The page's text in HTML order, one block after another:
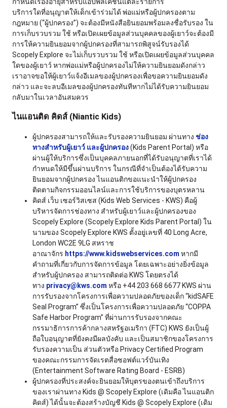
บริการใดที่อนุญาตให้เด็กเข้าร่วมได้ พ่อแม่หรือผู้ปกครองตาม
กฎหมาย (“ผู้ปกครอง”) จะต้องมีหนังสือยินยอมพร้อมลงชื่อรับรอง ใน
การเก็บรวบรวม ใช้ หรือเปิดเผยข้อมูลส่วนบุคคลของผู้เยาว์จะต้องมี
การให้ความยินยอมจากผู้ปกครองที่สามารถพิสูจน์รับรองได้
Scopely Explore จะไม่เก็บรวบรวม ใช้ หรือเปิดเผยข้อมูลส่วนบุคคล
ใดของผู้เยาว์ หากพ่อแม่หรือผู้ปกครองไม่ให้ความยินยอมดังกล่าว
เราอาจขอให้ผู้เยาว์แจ้งอีเมลของผู้ปกครองเพื่อขอความยินยอมดัง
กล่าว และจะลบอีเมลของผู้ปกครองทันทีหากไม่ได้รับความยินยอม
กลับมาในเวลาอันสมควร
ไนแอนติด คิดส์ (Niantic Kids)
ผู้ปกครองสามารถให้และรับรองความยินยอม ผ่านทาง ช่อง
ทางสำหรับผู้เยาว์ และผู้ปกครอง(Kids Parent Portal) หรือ
ผ่านผู้ให้บริการซึ่งเป็นบุคคลภายนอกที่ได้รับอนุญาตที่เราได้
กำหนดให้มีขึ้นผ่านบริการ ในกรณีที่จำเป็นต้องได้รับความ
ยินยอมจากผู้ปกครอง ไนแอนติกขอแนะนำให้ผู้ปกครอง
ติดตามกิจกรรมออนไลน์และการใช้บริการของบุตรหลาน
คิดส์ เว็บ เซอร์วิสเซส (Kids Web Services - KWS) คือผู้
บริหารจัดการช่องทาง สำหรับผู้เยาว์และผู้ปกครองของ
Scopely Explore (Scopely Explore Kids Parent Portal) ใน
นามของ Scopely Explore KWS ตั้งอยู่เลขที่ 40 Long Acre,
London WC2E 9LG สหราช
อาณาจักร https://www.kidswebservices.com หากมี
คำถามที่เกี่ยวกับการจัดการข้อมูล โดยเฉพาะอย่างยิ่งข้อมูล
สำหรับผู้ปกครอง สามารถติดต่อ KWS โดยตรงได้
ทาง privacy@kws.com หรือ +44 203 668 6677 KWS ผ่าน
การรับรองจากโครงการเพื่อความปลอดภัยของเด็ก “kidSAFE
Seal Program” ซึ่งเป็นโครงการเพื่อความปลอดภัย “COPPA
Safe Harbor Program” ที่ผ่านการรับรองจากคณะ
กรรมาธิการการค้ากลางสหรัฐอเมริกา (FTC) KWS ยังเป็นผู้
ถือใบอนุญาตที่ยังคงมีผลบังคับ และเป็นสมาชิกของโครงการ
รับรองความเป็น ส่วนตัวหรือ Privacy Certified Program
ของคณะกรรมการจัดเรตสื่อซอฟต์แวร์บันเทิง
(Entertainment Software Rating Board - ESRB)
ผู้ปกครองที่ประสงค์จะยินยอมให้บุตรของตนเข้าถึงบริการ
ของเราผ่านทาง Kids @ Scopely Explore (เดิมคือ ไนแอนติก
คิดส์) ได้นั้นจะต้องสร้างบัญชี Kids @ Scopely Explore (เดิม